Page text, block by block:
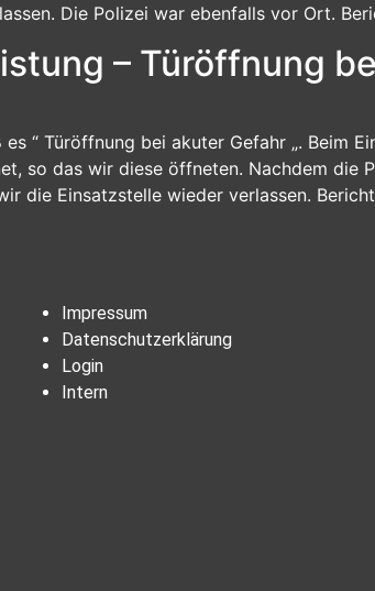
Die Polizei war ebenfalls vor Ort.
– Türöffnung
“ Türöffnung bei akuter Gefahr „. Beim
so das wir diese öffneten. Nachdem die
die Einsatzstelle wieder verlassen.
Impressum
Datenschutzerklärung
Login
Intern